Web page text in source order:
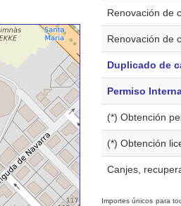
Renovación de
Renovación de
Duplicado de
Permiso
(*) Obtención
(*) Obtención
Canjes,
Importes únicos para